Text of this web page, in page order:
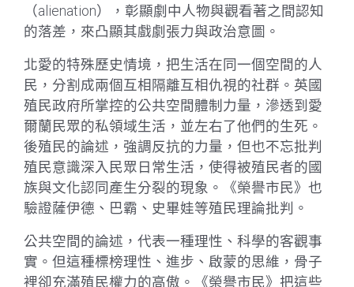
（alienation），彰顯劇中人物與觀看著之間認知
的落差，來凸顯其戲劇張力與政治意圖。
北愛的特殊歷史情境，把生活在同一個空間的人
民，分割成兩個互相隔離互相仇視的社群。英國
殖民政府所掌控的公共空間體制力量，滲透到愛
爾蘭民眾的私領域生活，並左右了他們的生死。
後殖民的論述，強調反抗的力量，但也不忘批判
殖民意識深入民眾日常生活，使得被殖民者的國
族與文化認同產生分裂的現象。《榮譽市民》也
驗證薩伊德、巴霸、史畢娃等殖民理論批判。
公共空間的論述，代表一種理性、科學的客觀事
實。但這種標榜理性、進步、啟蒙的思維，骨子
裡卻充滿殖民權力的高傲。《榮譽市民》把這些